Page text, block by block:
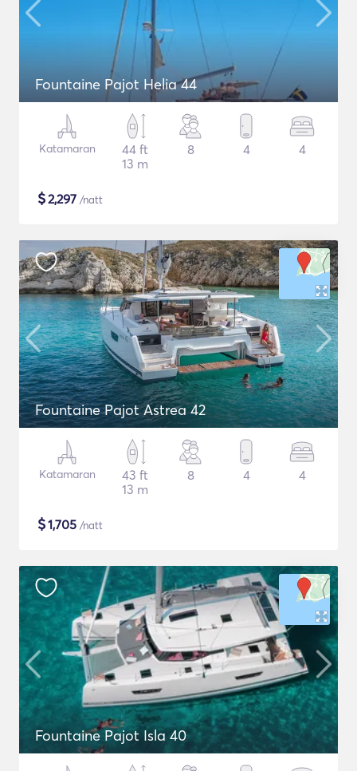
Fountaine Pajot Helia 44
Katamaran
44 ft
13 m
8 4 4
$2,297 /natt
Fountaine Pajot Astrea 42
Katamaran
43 ft
13 m
8 4 4
$1,705 /natt
Fountaine Pajot Isla 40